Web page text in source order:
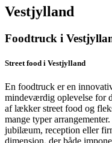
Vestjylland
Foodtruck i
Street food i Vestjylland
En foodtruck er en
mindeværdig oplevelse for
af lækker street food og
mange typer
jubilæum, reception eller